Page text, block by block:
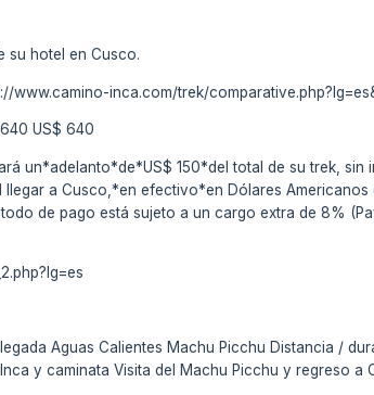
su hotel en Cusco.
inca.com/trek/
US$ 640
un*adelanto*de*US$ 150*del total de su trek, sin
a Cusco,*en efectivo*en Dólares
de pago está sujeto a un cargo extra de 8%
Aguas Calientes Machu Picchu Distancia /
y caminata Visita del Machu Picchu y regreso a